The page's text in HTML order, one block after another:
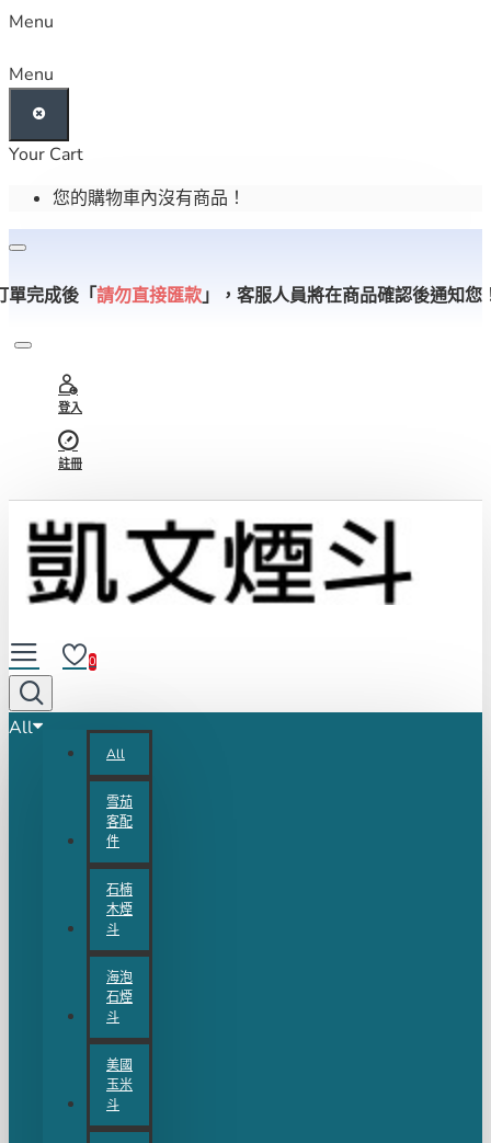
Menu
Menu
Your Cart
您的購物車內沒有商品！
單完成後「請勿直接匯款 」， 客服人員將在商品確認後通知您
登入
註冊
0
All
All
雪茄
客配
件
石楠
木煙
斗
海泡
石煙
斗
美國
玉米
斗